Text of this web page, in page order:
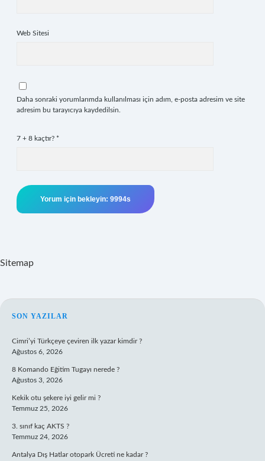
Web Sitesi
Daha sonraki yorumlarımda kullanılması için adım, e-posta adresim ve site
adresim bu tarayıcıya kaydedilsin.
7 + 8 kaçtır? *
Sitemap
SIDEBAR
SON YAZILAR
Cimri’yi Türkçeye çeviren ilk yazar kimdir ?
Ağustos 6, 2026
8 Komando Eğitim Tugayı nerede ?
Ağustos 3, 2026
Kekik otu şekere iyi gelir mi ?
Temmuz 25, 2026
3. sınıf kaç AKTS ?
Temmuz 24, 2026
Antalya Dış Hatlar otopark Ücreti ne kadar ?